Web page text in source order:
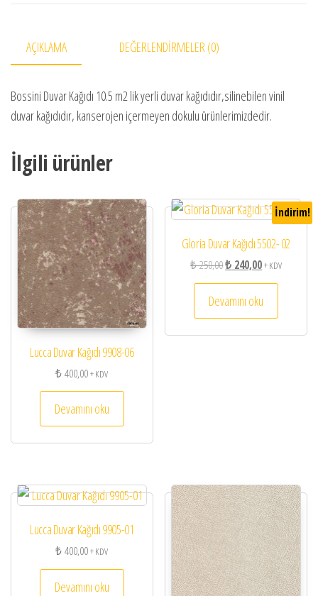
AÇIKLAMA DEĞERLENDIRMELER (0)
Bossini Duvar Kağıdı 10.5 m2 lik yerli duvar kağıdıdır,silinebilen vinil
duvar kağıdıdır, kanserojen içermeyen dokulu ürünlerimizdedir.
İlgili ürünler
Lucca Duvar Kağıdı 9908-06
₺400,00+ KDV
Devamını oku
İndirim!
Gloria Duvar Kağıdı 5502- 02
₺250,00Orijinal fiyat: ₺ 250,00.
₺ 240,00Şu andaki
+ KDV
Devamını oku
Lucca Duvar Kağıdı 9905-01
₺400,00+ KDV
Devamını oku